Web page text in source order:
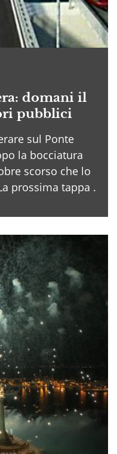
domani il
pubblici
sul Ponte
la bocciatura
scorso che lo
prossima tappa .